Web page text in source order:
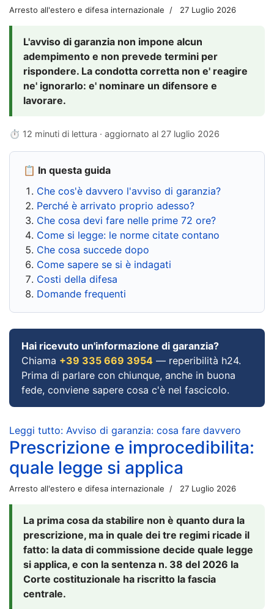
Arresto all'estero e difesa internazionale 27 Luglio 2026
L'avviso di garanzia non impone alcun
adempimento e non prevede termini per
rispondere. La condotta corretta non e' reagire
ne' ignorarlo: e' nominare un difensore e
lavorare.
⏱ 12 minuti di lettura · aggiornato al 27 luglio 2026
📋 In questa guida
Che cos'è davvero l'avviso di garanzia?
Perché è arrivato proprio adesso?
Che cosa devi fare nelle prime 72 ore?
Come si legge: le norme citate contano
Che cosa succede dopo
Come sapere se si è indagati
Costi della difesa
Domande frequenti
Hai ricevuto un'informazione di garanzia?
Chiama +39 335 669 3954 — reperibilità h24.
Prima di parlare con chiunque, anche in buona
fede, conviene sapere cosa c'è nel fascicolo.
Leggi tutto: Avviso di garanzia: cosa fare davvero
Prescrizione e improcedibilita:
quale legge si applica
Arresto all'estero e difesa internazionale 27 Luglio 2026
La prima cosa da stabilire non è quanto dura la
prescrizione, ma in quale dei tre regimi ricade il
fatto: la data di commissione decide quale legge
si applica, e con la sentenza n. 38 del 2026 la
Corte costituzionale ha riscritto la fascia
centrale.